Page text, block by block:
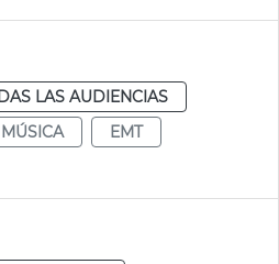
LAS AUDIENCIAS
MÚSICA
EMT